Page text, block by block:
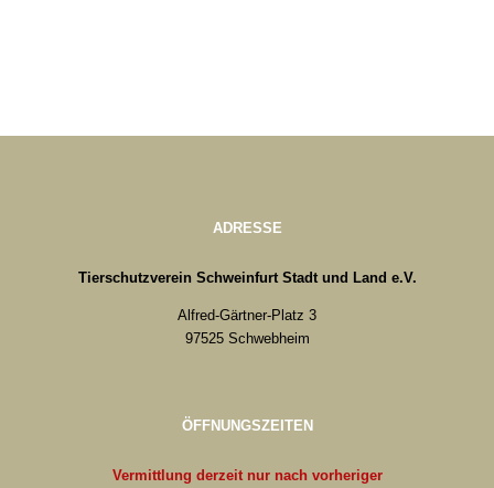
ADRESSE
Tierschutzverein Schweinfurt Stadt und Land e.V.
Alfred-Gärtner-Platz 3
97525 Schwebheim
ÖFFNUNGSZEITEN
Vermittlung derzeit nur nach vorheriger